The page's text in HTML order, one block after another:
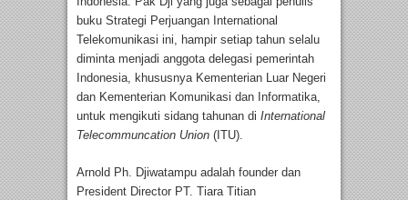
buku Strategi Perjuangan International
Telekomunikasi ini, hampir setiap tahun selalu
diminta menjadi anggota delegasi pemerintah
Indonesia, khususnya Kementerian Luar Negeri
dan Kementerian Komunikasi dan Informatika,
untuk mengikuti sidang tahunan di International
Telecommuncation Union (ITU).
Arnold Ph. Djiwatampu adalah founder dan
President Director PT. Tiara Titian